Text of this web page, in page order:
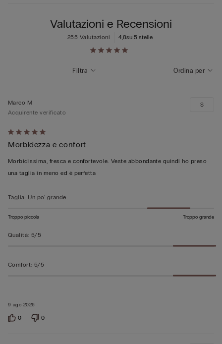
Valutazioni e Recensioni
4,8su 5 stelle
255 Valutazioni
Ordina per
Filtra
Valutato
5
su
5
9 ago 2026
Marco M
Acquirente verificato
Morbidezza e confort
Morbidissima, fresca e confortevole. Veste abbondante quindi ho preso
una taglia in meno ed è perfetta
S
Taglia: Un po' grande
Troppo piccola Troppo grande
Qualità: 5/5
Comfort: 5/5
0 0